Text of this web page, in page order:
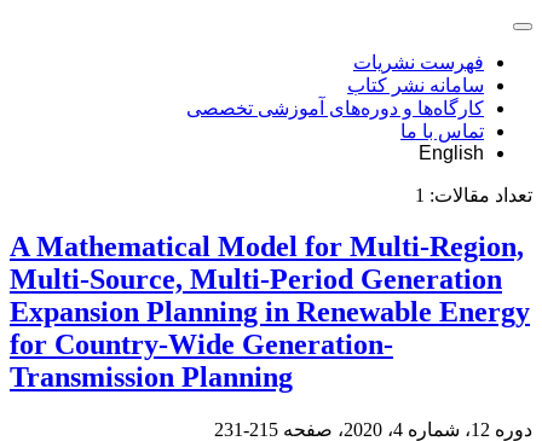
فهرست نشریات
سامانه نشر کتاب
کارگاه‌ها و دوره‌های آموزشی تخصصی
تماس با ما
English
تعداد مقالات: 1
A Mathematical Model for Multi-Region,
Multi-Source, Multi-Period Generation
Expansion Planning in Renewable Energy
for Country-Wide Generation-
Transmission Planning
دوره 12، شماره 4، 2020، صفحه 215-231